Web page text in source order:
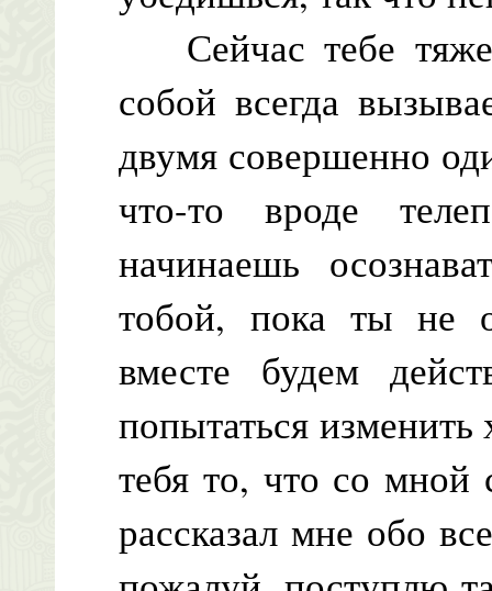
Сейчас тебе
собой всегда
двумя совершенно
что-то вроде
начинаешь
тобой, пока ты не
вместе будем
попытаться
тебя то, что со мной
рассказал мне обо